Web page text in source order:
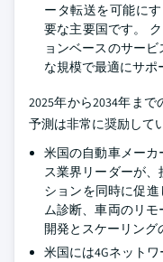
ータ転送を可能に
要な主要国です。
ョンベースのサー
な規模で最適にサポ
2025年から2034年ま
予測は非常に奨励して
米国の自動車メー
ス業界リーダーが
ションを同時に促進
ム診断、車両のリ
開発とスケーリング
米国には4Gネット